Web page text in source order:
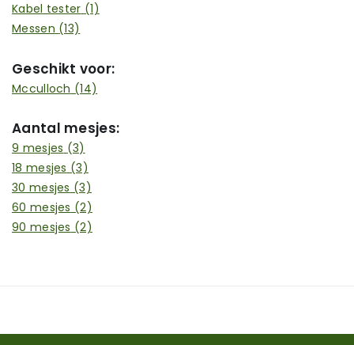
Kabel tester (1)
Messen (13)
Geschikt voor:
Mcculloch (14)
Aantal mesjes:
9 mesjes (3)
18 mesjes (3)
30 mesjes (3)
60 mesjes (2)
90 mesjes (2)